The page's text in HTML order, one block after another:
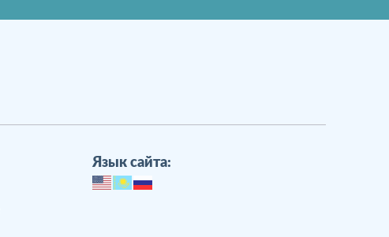
Язык сайта: